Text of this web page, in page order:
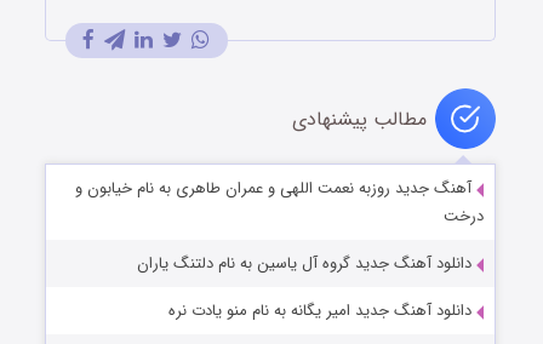
مطالب پیشنهادی
آهنگ جدید روزبه نعمت اللهی و عمران طاهری به نام خیابون و
درخت
دانلود آهنگ جدید گروه آل یاسین به نام دلتنگ یاران
دانلود آهنگ جدید امیر یگانه به نام منو یادت نره